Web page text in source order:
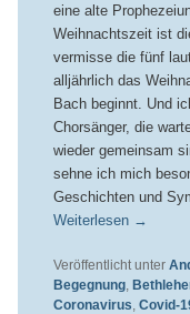
eine alte
Weihnachtszeit ist
vermisse die fünf
alljährlich das
Bach beginnt. Und
Chorsänger, die
wieder gemeinsam
sehne ich mich
Geschichten und
Weiterlesen →
Veröffentlicht unter
Begegnung,
Coronavirus Covid-